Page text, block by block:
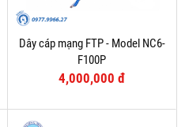
Dây cáp mạng FTP - Model NC6-
F100P
4,000,000 đ